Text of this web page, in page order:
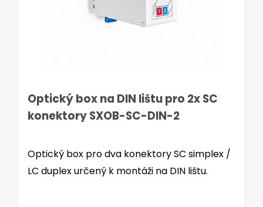
Optický box na DIN lištu pro 2x SC
konektory SXOB-SC-DIN-2
Optický box pro dva konektory SC simplex /
LC duplex určený k montáži na DIN lištu.